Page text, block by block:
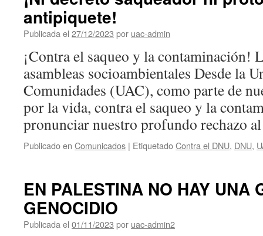
antipiquete!
Publicada el 27/12/2023 por uac-admin
¡Contra el saqueo y la contaminación!
asambleas socioambientales Desde la
Comunidades (UAC), como parte de
por la vida, contra el saqueo y la
pronunciar nuestro profundo rechazo
Publicado en Comunicados | EtiquetadoContra el DNU, DNU,
EN PALESTINA NO HAY UNA
GENOCIDIO
Publicada el 01/11/2023 por uac-admin2